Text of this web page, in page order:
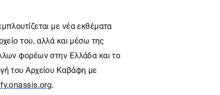
με νέα εκθέματα
του, αλλά και μέσω της
φορέων στην Ελλάδα και το
του Αρχείου Καβάφη με
.